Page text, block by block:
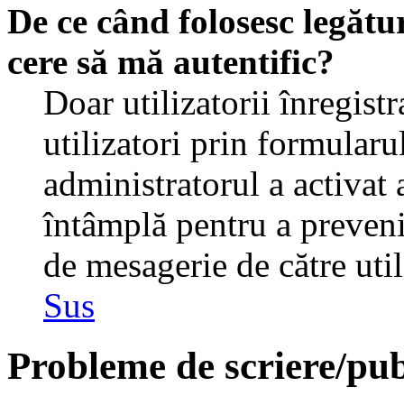
De ce când folosesc
cere să mă autentific?
Doar utilizatorii
utilizatori prin
administratorul a activat
întâmplă pentru a
de mesagerie de către
Sus
Probleme de scriere/